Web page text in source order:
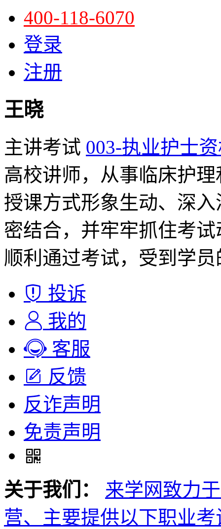
400-118-6070
登录
注册
王晓
主讲考试 003-执业护士
高校讲师，从事临床护
授课方式形象生动、深
密结合，并牢牢抓住考
顺利通过考试，受到学
投诉
我的
客服
反馈
反诈声明
免责声明
关于我们：
来学网致力
营、主要提供以下职业